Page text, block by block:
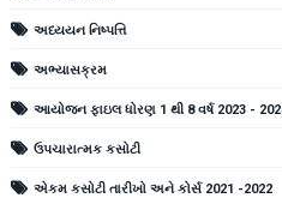
અધ્યયન નિષ્પત્તિ
અભ્યાસક્રમ
આયોજન ફાઇલ ધોરણ 1 થી 8 વર્ષ 2023 -
ઉપચારાત્મક કસોટી
એકમ કસોટી તારીખો અને કોર્સ 2021 -2022